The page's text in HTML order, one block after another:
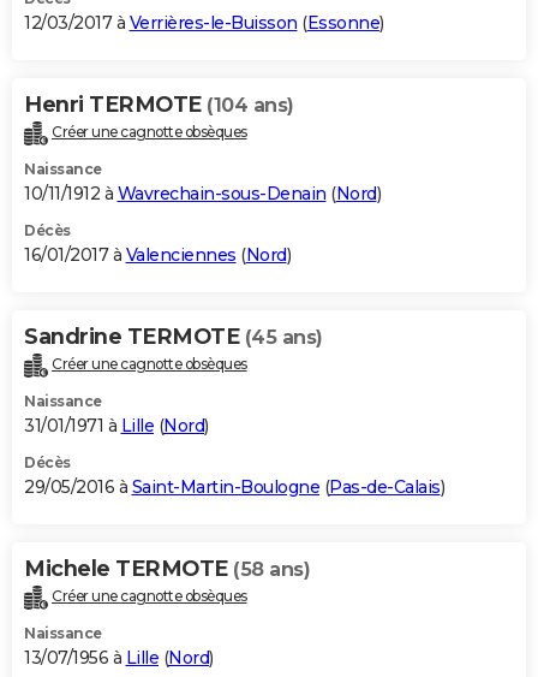
12/03/2017 à Verrières-le-Buisson (Essonne)
Henri TERMOTE (104 ans)
Créer une cagnotte obsèques
Naissance
10/11/1912 à Wavrechain-sous-Denain (Nord)
Décès
16/01/2017 à Valenciennes (Nord)
Sandrine TERMOTE (45 ans)
Créer une cagnotte obsèques
Naissance
31/01/1971 à Lille (Nord)
Décès
29/05/2016 à Saint-Martin-Boulogne (Pas-de-Calais)
Michele TERMOTE (58 ans)
Créer une cagnotte obsèques
Naissance
13/07/1956 à Lille (Nord)